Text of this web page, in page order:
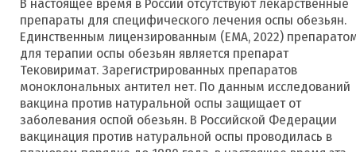
препараты для специфического лечения оспы обезьян.
Единственным лицензированным (ЕМА, 2022)
для терапии оспы обезьян является препарат
Тековиримат. Зарегистрированных препаратов
моноклональных антител нет. По данным исследований
вакцина против натуральной оспы защищает от
заболевания оспой обезьян. В Российской Федерации
вакцинация против натуральной оспы проводилась в